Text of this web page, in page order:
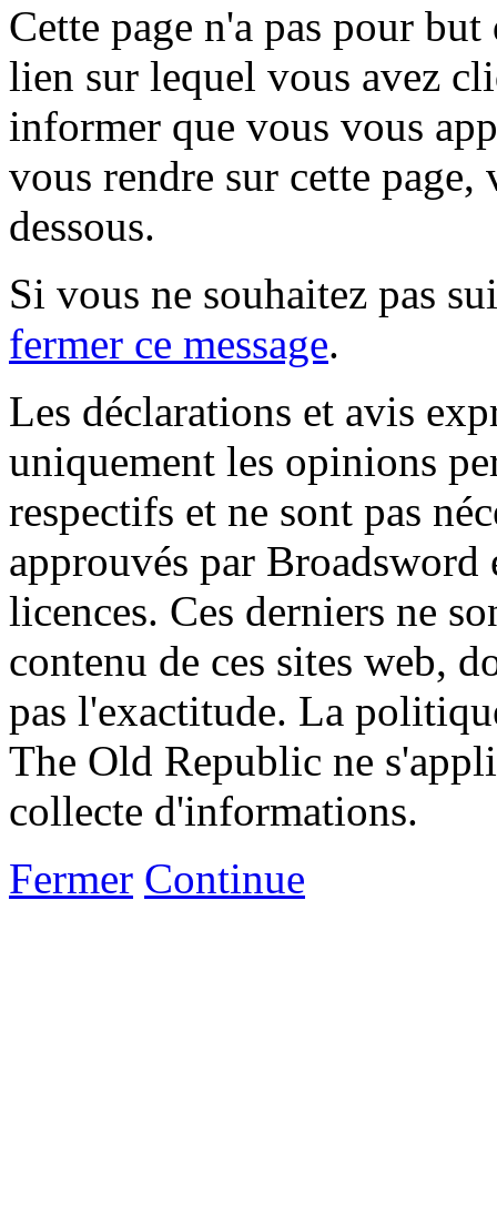
Cette page n'a pas pour
lien sur lequel vous avez
informer que vous vous
vous rendre sur cette
dessous.
Si vous ne souhaitez pas
fermer ce message.
Les déclarations et avis
uniquement les opinions
respectifs et ne sont pas
approuvés par
licences. Ces derniers ne
contenu de ces sites web,
pas l'exactitude. La
The Old Republic ne
collecte d'informations.
Fermer Continue